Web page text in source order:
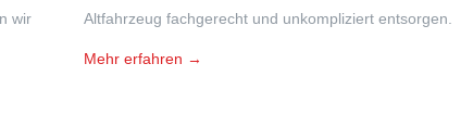
wir
Altfahrzeug fachgerecht und unkompliziert entsorgen.
Mehr erfahren →